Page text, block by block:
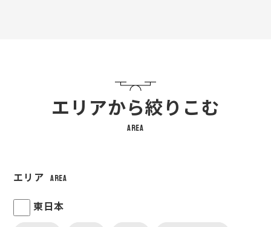
エリアから絞りこむ
area
エリア area
東日本